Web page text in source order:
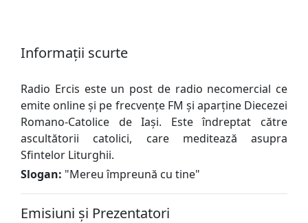
Informații scurte
Radio Ercis este un post de radio necomercial ce
emite online și pe frecvențe FM și aparține Diecezei
Romano-Catolice de Iași. Este îndreptat către
ascultătorii catolici, care meditează asupra
Sfintelor Liturghii.
Slogan: "Mereu împreună cu tine"
Emisiuni și Prezentatori